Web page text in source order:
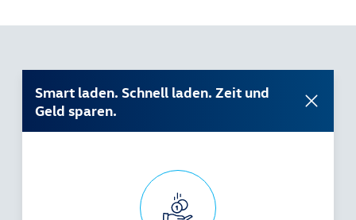
Smart laden. Schnell laden. Zeit und
Geld sparen.